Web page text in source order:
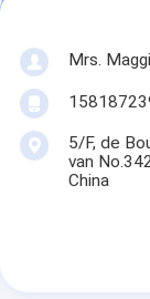
Mrs.
5/F, de
van
China